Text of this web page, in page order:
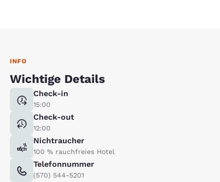
INFO
Wichtige Details
Check-in
15:00
Check-out
12:00
Nichtraucher
100 % rauchfreies Hotel
Telefonnummer
(570) 544-5201